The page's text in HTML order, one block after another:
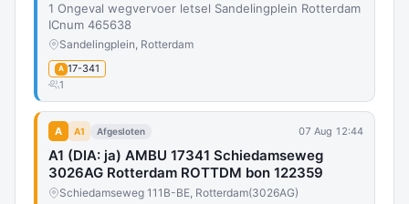
1 Ongeval wegvervoer letsel Sandelingplein Rotterdam
ICnum 465638
Sandelingplein, Rotterdam
A 17-341
1
A A1 Afgesloten 07 Aug 12:44
A1 (DIA: ja) AMBU 17341 Schiedamseweg
3026AG Rotterdam ROTTDM bon 122359
Schiedamseweg 111B-BE, Rotterdam(3026AG)